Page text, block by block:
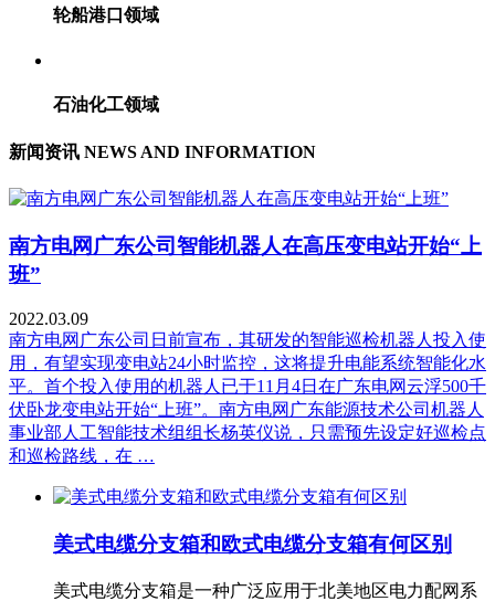
轮船港口领域
石油化工领域
新闻资讯 NEWS AND INFORMATION
南方电网广东公司智能机器人在高压变电站开始“上
班”
2022.03.09
南方电网广东公司日前宣布，其研发的智能巡检机器人投入使
用，有望实现变电站24小时监控，这将提升电能系统智能化水
平。首个投入使用的机器人已于11月4日在广东电网云浮500千
伏卧龙变电站开始“上班”。南方电网广东能源技术公司机器人
事业部人工智能技术组组长杨英仪说，只需预先设定好巡检点
和巡检路线，在 …
美式电缆分支箱和欧式电缆分支箱有何区别
美式电缆分支箱是一种广泛应用于北美地区电力配网系